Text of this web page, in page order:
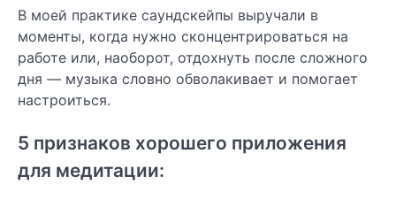
В моей практике саундскейпы выручали в
моменты, когда нужно сконцентрироваться на
работе или, наоборот, отдохнуть после сложного
дня — музыка словно обволакивает и помогает
настроиться.
5 признаков хорошего приложения
для медитации: